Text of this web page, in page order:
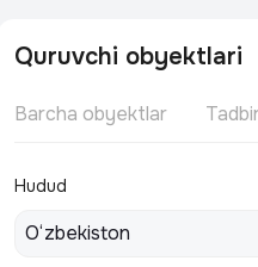
Quruvchi obyektlari
Barcha obyektlar
Hudud
O‘zbekiston